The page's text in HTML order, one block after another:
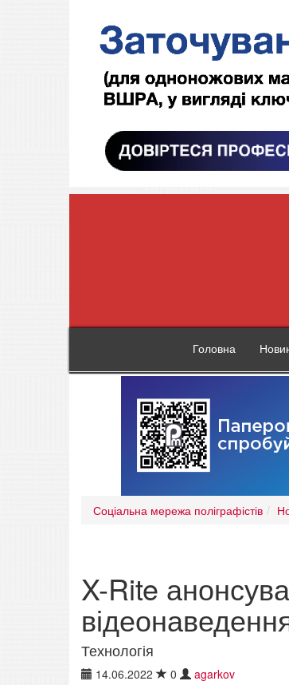
Головна
Соціальна мережа поліграфістів
X-Rite
Технологія
14.06.2022 0 agarkov